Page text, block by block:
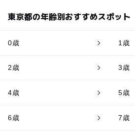
東京都の年齢別おすすめスポット
0歳 1歳
2歳 3歳
4歳 5歳
6歳 7歳